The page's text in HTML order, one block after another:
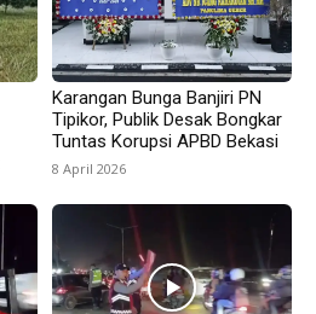
Karangan Bunga Banjiri PN
Tipikor, Publik Desak Bongkar
Tuntas Korupsi APBD Bekasi
8 April 2026